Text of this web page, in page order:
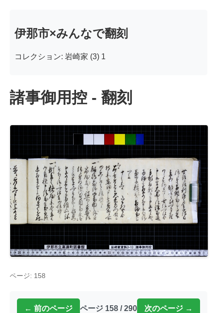
伊那市×みんなで翻刻
コレクション: 岩崎家 (3) 1
諸事御用控 - 翻刻
ページ: 158
← 前のページ ページ 158 / 290 次のページ →